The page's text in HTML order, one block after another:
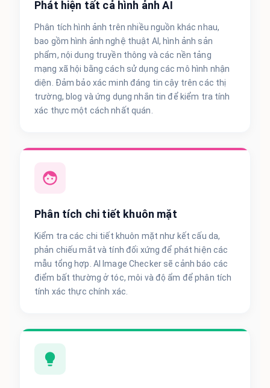
Phát hiện tất cả hình ảnh AI
Phân tích hình ảnh trên nhiều nguồn khác nhau,
bao gồm hình ảnh nghệ thuật AI, hình ảnh sản
phẩm, nội dung truyền thông và các nền tảng
mạng xã hội bằng cách sử dụng các mô hình nhận
diện. Đảm bảo xác minh đáng tin cậy trên các thị
trường, blog và ứng dụng nhắn tin để kiểm tra tính
xác thực một cách nhất quán.
Phân tích chi tiết khuôn mặt
Kiểm tra các chi tiết khuôn mặt như kết cấu da,
phản chiếu mắt và tính đối xứng để phát hiện các
mẫu tổng hợp. AI Image Checker sẽ cảnh báo các
điểm bất thường ở tóc, môi và độ ẩm để phân tích
tính xác thực chính xác.